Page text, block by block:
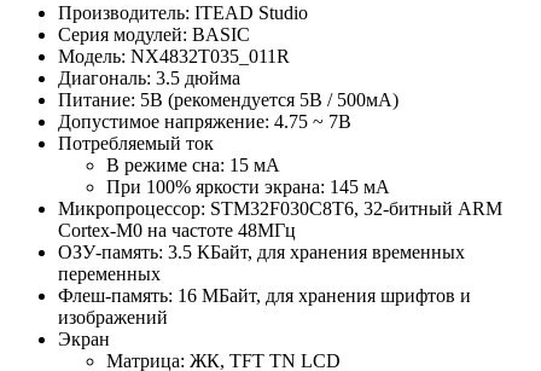
Производитель: ITEAD Studio
Серия модулей: BASIC
Модель: NX4832T035_011R
Диагональ: 3.5 дюйма
Питание: 5В (рекомендуется 5В / 500мА)
Допустимое напряжение: 4.75 ~ 7В
Потребляемый ток
В режиме сна: 15 мА
При 100% яркости экрана: 145 мА
Микропроцессор: STM32F030C8T6, 32-битный ARM
Cortex-M0 на частоте 48МГц
ОЗУ-память: 3.5 КБайт, для хранения временных
переменных
Флеш-память: 16 МБайт, для хранения шрифтов и
изображений
Экран
Матрица: ЖК, TFT TN LCD